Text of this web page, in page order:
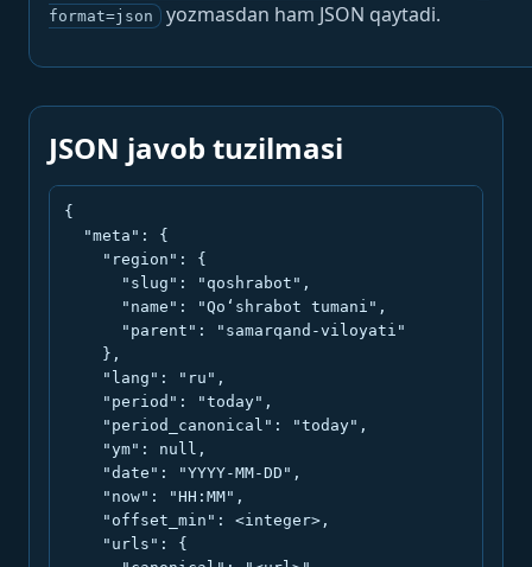
format=json
yozmasdan ham JSON qaytadi.
JSON javob tuzilmasi
{
  "meta": {
    "region": {
      "slug": "qoshrabot",
      "name": "Qo‘shrabot tumani",
      "parent": "samarqand-viloyati"
    },
    "lang": "ru",
    "period": "today",
    "period_canonical": "today",
    "ym": null,
    "date": "YYYY-MM-DD",
    "now": "HH:MM",
    "offset_min": <integer>,
    "urls": {